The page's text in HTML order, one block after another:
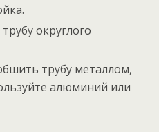
округлого
трубу металлом,
алюминий или